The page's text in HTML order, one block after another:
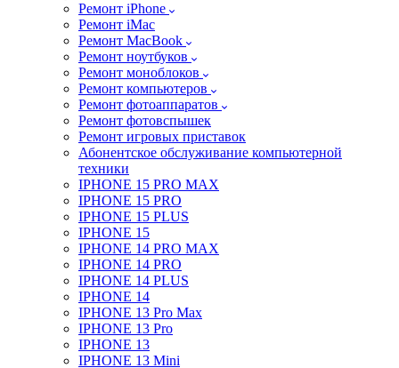
Ремонт iPhone
Ремонт iMac
Ремонт MacBook
Ремонт ноутбуков
Ремонт моноблоков
Ремонт компьютеров
Ремонт фотоаппаратов
Ремонт фотовспышек
Ремонт игровых приставок
Абонентское обслуживание компьютерной
техники
IPHONE 15 PRO MAX
IPHONE 15 PRO
IPHONE 15 PLUS
IPHONE 15
IPHONE 14 PRO MAX
IPHONE 14 PRO
IPHONE 14 PLUS
IPHONE 14
IPHONE 13 Pro Max
IPHONE 13 Pro
IPHONE 13
IPHONE 13 Mini